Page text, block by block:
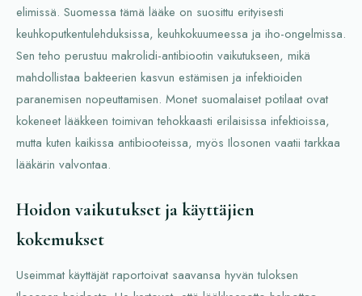
elimissä. Suomessa tämä lääke on suosittu erityisesti
keuhkoputkentulehduksissa, keuhkokuumeessa ja iho-ongelmissa.
Sen teho perustuu makrolidi-antibiootin vaikutukseen, mikä
mahdollistaa bakteerien kasvun estämisen ja infektioiden
paranemisen nopeuttamisen. Monet suomalaiset potilaat ovat
kokeneet lääkkeen toimivan tehokkaasti erilaisissa infektioissa,
mutta kuten kaikissa antibiooteissa, myös Ilosonen vaatii tarkkaa
lääkärin valvontaa.
Hoidon vaikutukset ja käyttäjien
kokemukset
Useimmat käyttäjät raportoivat saavansa hyvän tuloksen